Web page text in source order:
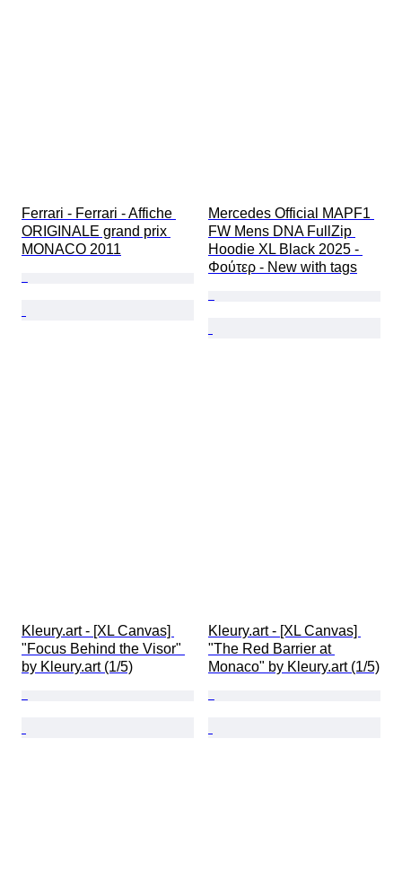
Ferrari - Ferrari - Affiche
ORIGINALE grand prix
MONACO 2011
Mercedes Official MAPF1
FW Mens DNA FullZip
Hoodie XL Black 2025 -
Φούτερ - New with tags
Kleury.art - [XL Canvas]
"Focus Behind the Visor"
by Kleury.art (1/5)
Kleury.art - [XL Canvas]
"The Red Barrier at
Monaco" by Kleury.art (1/5)